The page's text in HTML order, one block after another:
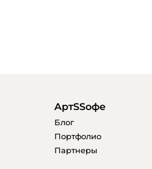
AртSSофе
Блог
Портфолио
Партнеры